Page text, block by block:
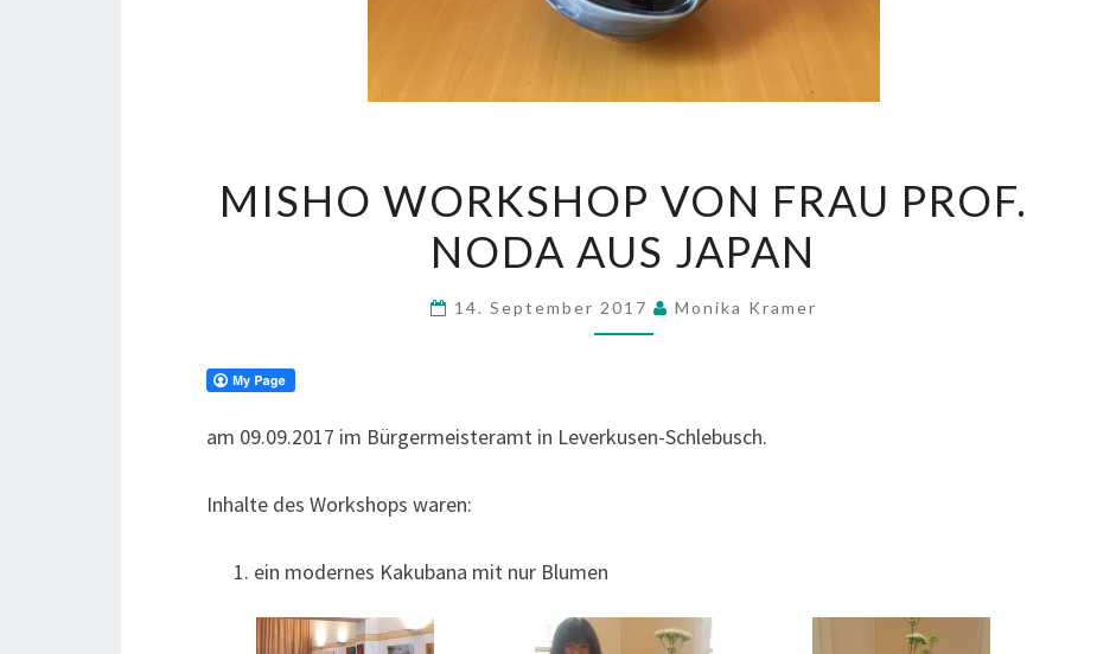
WORKSHOP
VON
FRAU
PROF.
MISHO WORKSHOP VON FRAU PROF.
NODA AUS JAPAN
14. September 2017 Monika Kramer
am 09.09.2017 im Bürgermeisteramt in Leverkusen-Schlebusch.
Inhalte des Workshops waren:
ein modernes Kakubana mit nur Blumen